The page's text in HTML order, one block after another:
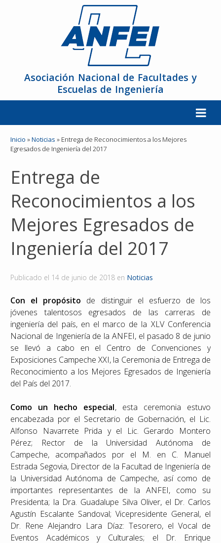
Asociación Nacional de Facultades y
Escuelas de Ingeniería
La ANFEI
Reconocimientos
Inicio »Noticias » Entrega de Reconocimientos a los Mejores
Egresados de Ingeniería del 2017
Entrega de
Reconocimientos a los
Mejores Egresados de
Ingeniería del 2017
Publicado el 14 de junio de 2018 en Noticias
Con el propósito de distinguir el esfuerzo de los
jóvenes talentosos egresados de las carreras de
ingeniería del país, en el marco de la XLV Conferencia
Nacional de Ingeniería de la ANFEI, el pasado 8 de junio
se llevó a cabo en el Centro de Convenciones y
Exposiciones Campeche XXI, la Ceremonia de Entrega de
Reconocimiento a los Mejores Egresados de Ingeniería
del País del 2017.
Como un hecho especial, esta ceremonia estuvo
encabezada por el Secretario de Gobernación, el Lic.
Alfonso Navarrete Prida y el Lic. Gerardo Montero
Pérez; Rector de la Universidad Autónoma de
Campeche, acompañados por el M. en C. Manuel
Estrada Segovia, Director de la Facultad de Ingeniería de
la Universidad Autónoma de Campeche, así como de
importantes representantes de la ANFEI, como su
Presidenta; la Dra. Guadalupe Silva Oliver, el Dr. Carlos
Agustín Escalante Sandoval; Vicepresidente General, el
Dr. Rene Alejandro Lara Díaz: Tesorero, el Vocal de
Eventos Académicos y Culturales; el Dr. Enrique